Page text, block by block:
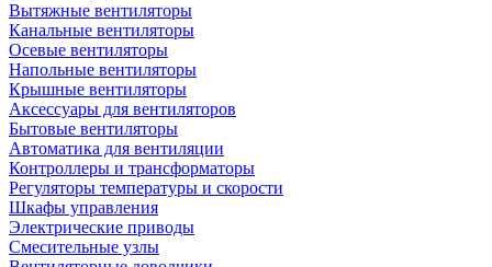
Вытяжные вентиляторы
Канальные вентиляторы
Осевые вентиляторы
Напольные вентиляторы
Крышные вентиляторы
Аксессуары для вентиляторов
Бытовые вентиляторы
Автоматика для вентиляции
Контроллеры и трансформаторы
Регуляторы температуры и скорости
Шкафы управления
Электрические приводы
Смесительные узлы